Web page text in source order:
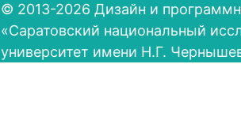
© 2013-2026 Дизайн и
«Саратовский национальный
университет имени Н.Г.